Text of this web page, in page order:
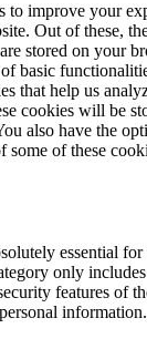
to improve your
Out of these,
stored on your
basic
that help us
cookies will be
also have the
some of these
essential
only
features of
information.